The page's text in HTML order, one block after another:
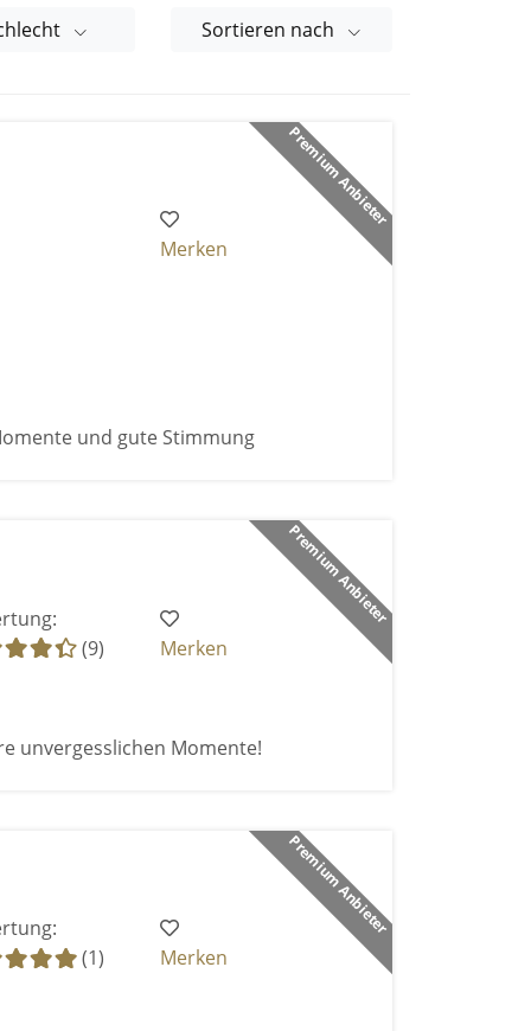
Sortieren nach
Premium Anbieter
Merken
und gute Stimmung
Premium Anbieter
(9)
Merken
unvergesslichen Momente!
Premium Anbieter
(1)
Merken